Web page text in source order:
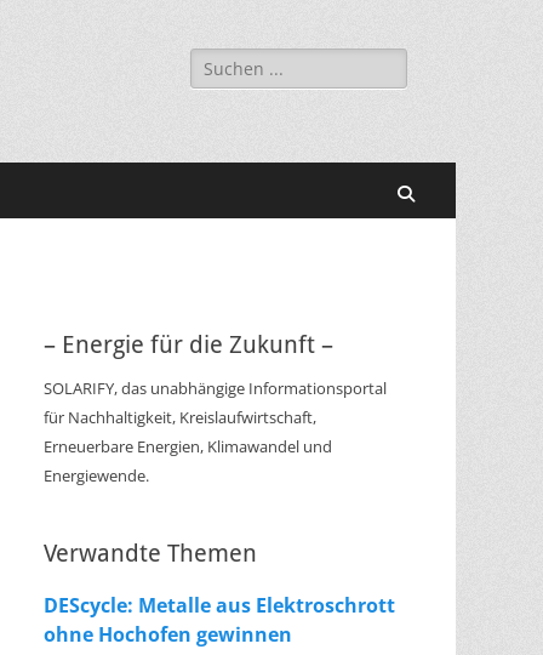
Suchen
nach:
– Energie für die Zukunft –
SOLARIFY, das unabhängige Informationsportal
für Nachhaltigkeit, Kreislaufwirtschaft,
Erneuerbare Energien, Klimawandel und
Energiewende.
Verwandte Themen
DEScycle: Metalle aus Elektroschrott
ohne Hochofen gewinnen